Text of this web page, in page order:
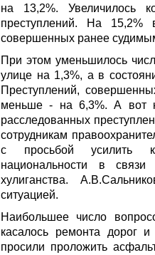
на 13,2%. Увеличилось
преступлений. На 15,2%
совершенных ранее
При этом уменьшилось
улице на 1,3%, а в
Преступлений,
меньше - на 6,3%. А вот
расследованных
сотрудникам
с просьбой усилить
национальности в
хулиганства.
ситуацией.
Наибольшее число
касалось ремонта дорог
просили проложить